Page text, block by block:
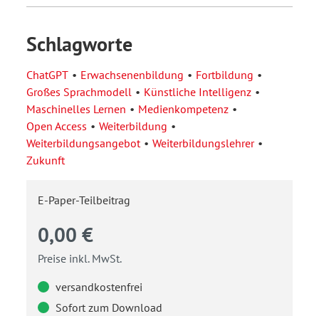
Schlagworte
ChatGPT Erwachsenenbildung
Fortbildung
Großes Sprachmodell
Künstliche Intelligenz
Maschinelles Lernen
Medienkompetenz
Open Access
Weiterbildung
Weiterbildungsangebot
Weiterbildungslehrer
Zukunft
E-Paper-Teilbeitrag
0,00 €
Preise inkl. MwSt.
versandkostenfrei
Sofort zum Download